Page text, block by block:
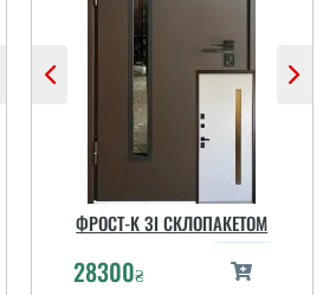
ФРОСТ-K ЗІ СКЛОПАКЕТОМ
28300₴